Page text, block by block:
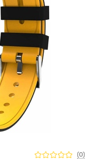
(0)